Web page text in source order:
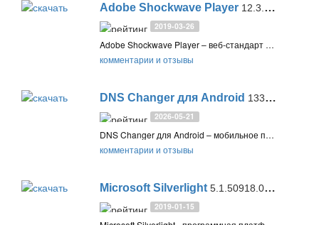
Adobe Shockwave Player 12.3.5.205
2019-03-26
Adobe Shockwave Player – веб-стандарт для мультимедийного контента. Shockwave Player позволяет просматривать интерактивный контент в вашем веб-браузере: игры, бизнес-презентации, развлекательные и рекламные приложения
комментарии и отзывы
DNS Changer для Android 1336-1r
2026-05-21
DNS Changer для Android – мобильное приложение для простой смены DNS сервера для всех подключений на смартфоне или планшете
комментарии и отзывы
Microsoft Silverlight 5.1.50918.0 (KB4481252)
2019-01-15